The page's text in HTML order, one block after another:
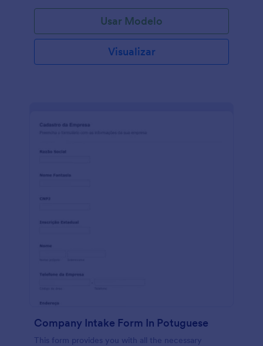
Usar Modelo
Visualizar
Company Intake Form In Potuguese
This form provides you with all the necessary